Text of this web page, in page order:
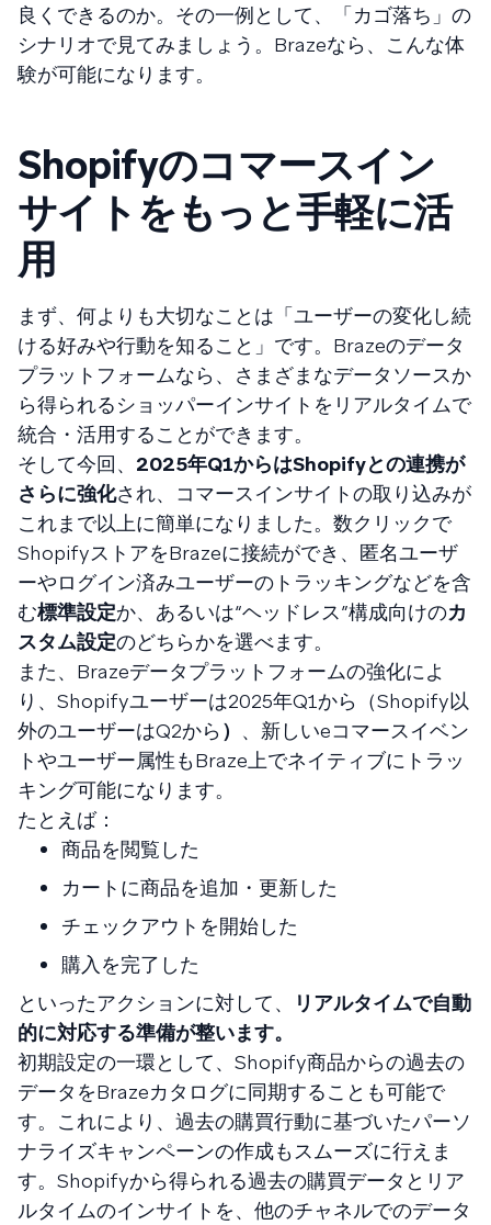
良くできるのか。その一例として、「カゴ落ち」の
シナリオで見てみましょう。Brazeなら、こんな体
験が可能になります。
Shopifyのコマースイン
サイトをもっと手軽に活
用
まず、何よりも大切なことは「ユーザーの変化し続
ける好みや行動を知ること」です。Brazeのデータ
プラットフォームなら、さまざまなデータソースか
ら得られるショッパーインサイトをリアルタイムで
統合・活用することができます。
そして今回、 2025年Q1からはShopifyとの連携が
さらに強化され、コマースインサイトの取り込みが
これまで以上に簡単になりました。数クリックで
ShopifyストアをBrazeに接続ができ、匿名ユーザ
ーやログイン済みユーザーのトラッキングなどを含
む標準設定か、あるいは“ヘッドレス”構成向けのカ
スタム設定のどちらかを選べます。
また、Brazeデータプラットフォームの強化によ
り、Shopifyユーザーは2025年Q1から（Shopify以
外のユーザーはQ2から ） 、新しいeコマースイベン
トやユーザー属性もBraze上でネイティブにトラッ
キング可能になります。
たとえば：
商品を閲覧した
カートに商品を追加・更新した
チェックアウトを開始した
購入を完了した
といったアクションに対して、
リアルタイムで自動
的に対応する準備が整います。
初期設定の一環として、Shopify商品からの過去の
データをBrazeカタログに同期することも可能で
す。これにより、過去の購買行動に基づいたパーソ
ナライズキャンペーンの作成もスムーズに行えま
す。Shopifyから得られる過去の購買データとリア
ルタイムのインサイトを、他のチャネルでのデータ